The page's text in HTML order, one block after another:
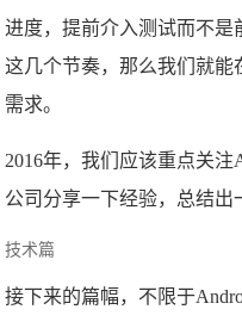
进度，提前介入测试而不
这几个节奏，那么我们就
需求。
2016年，我们应该重点关
公司分享一下经验，总结出
技术篇
接下来的篇幅，不限于